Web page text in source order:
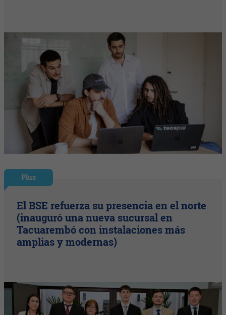
Plus
El BSE refuerza su presencia en el norte
(inauguró una nueva sucursal en
Tacuarembó con instalaciones más
amplias y modernas)